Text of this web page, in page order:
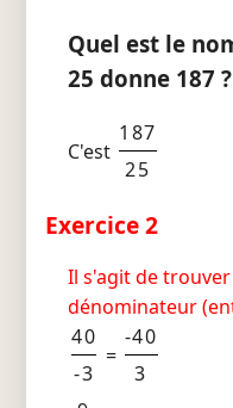
Quel est le
25 donne 187 ?
C'est
187
25
Exercice 2
Il s'agit de
dénominateur
40
-3
=
-40
3